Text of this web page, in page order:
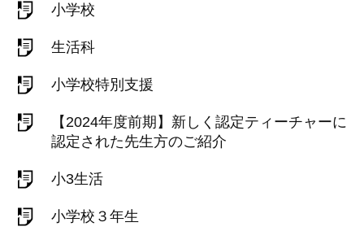
小学校
生活科
小学校特別支援
【2024年度前期】新しく認定ティーチャーに
認定された先生方のご紹介
小3生活
小学校３年生